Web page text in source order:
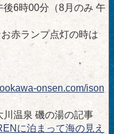
6時00分（8月のみ 午
赤ランプ点灯の時は
onsen.com/ison
川温泉 磯の湯の記事
に泊まって海の見え